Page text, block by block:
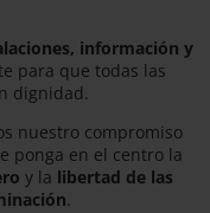
información y
para que todas las
dignidad.
nuestro compromiso
ponga en el centro la
y la libertad de las
.